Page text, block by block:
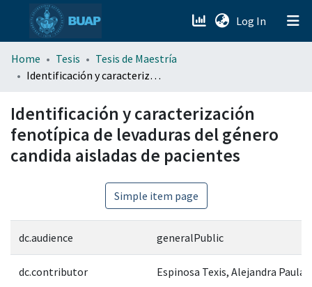
Log In (current)
menu.section.about_menu
Home Tesis
Tesis de Maestría
Identificación y caracterización fenotípica de levaduras del género candida aisladas de pacientes
Identificación y caracterización
fenotípica de levaduras del género
candida aisladas de pacientes
Simple item page
dc.audience generalPublic
dc.contributor Espinosa Texis, Alejandra Paula